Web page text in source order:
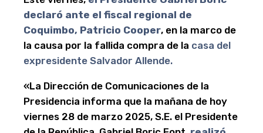
declaró ante el fiscal regional de
Coquimbo, Patricio Cooper, en la marco de
la causa por la fallida compra de la casa del
expresidente Salvador Allende.
«La Dirección de Comunicaciones de la
Presidencia informa que la mañana de hoy
viernes 28 de marzo 2025, S.E. el Presidente